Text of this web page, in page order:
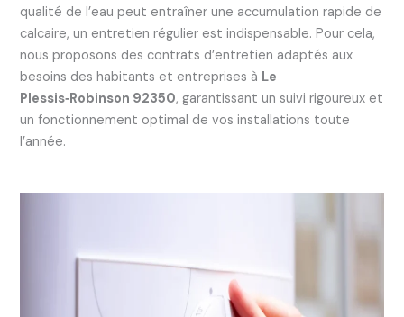
qualité de l’eau peut entraîner une accumulation rapide de
calcaire, un entretien régulier est indispensable. Pour cela,
nous proposons des contrats d’entretien adaptés aux
besoins des habitants et entreprises à Le
Plessis‑Robinson 92350, garantissant un suivi rigoureux et
un fonctionnement optimal de vos installations toute
l’année.